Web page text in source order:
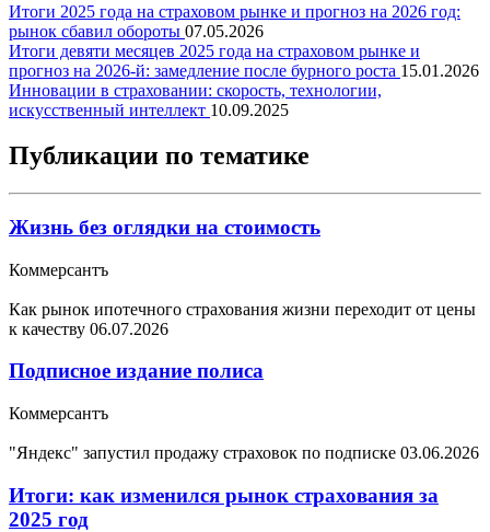
Итоги 2025 года на страховом рынке и прогноз на 2026 год:
рынок сбавил обороты 07.05.2026
Итоги девяти месяцев 2025 года на страховом рынке и
прогноз на 2026-й: замедление после бурного роста 15.01.2026
Инновации в страховании: скорость, технологии,
искусственный интеллект 10.09.2025
Публикации по тематике
Жизнь без оглядки на стоимость
Коммерсантъ
Как рынок ипотечного страхования жизни переходит от цены
к качеству 06.07.2026
Подписное издание полиса
Коммерсантъ
"Яндекс" запустил продажу страховок по подписке 03.06.2026
Итоги: как изменился рынок страхования за
2025 год